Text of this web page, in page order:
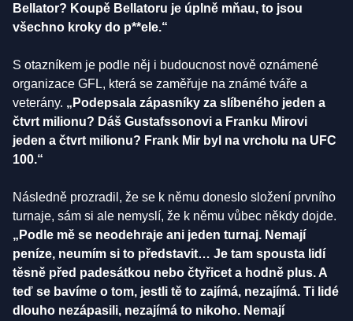
Bellator? Koupě Bellatoru je úplně mňau, to jsou
všechno kroky do p**ele.“
S otazníkem je podle něj i budoucnost nově oznámené
organizace GFL, která se zaměřuje na známé tváře a
veterány. „Podepsala zápasníky za slíbeného jeden a
čtvrt milionu? Dáš Gustafssonovi a Franku Mirovi
jeden a čtvrt milionu? Frank Mir byl na vrcholu na UFC
100.“
Následně prozradil, že se k němu doneslo složení prvního
turnaje, sám si ale nemyslí, že k němu vůbec někdy dojde.
„Podle mě se neodehraje ani jeden turnaj. Nemají
peníze, neumím si to představit… Je tam spousta lidí
těsně před padesátkou nebo čtyřicet a hodně plus. A
teď se bavíme o tom, jestli tě to zajímá, nezajímá. Ti lidé
dlouho nezápasili, nezajímá to nikoho. Nemají